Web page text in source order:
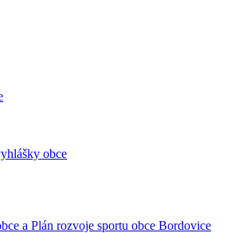
obce
a Plán rozvoje sportu obce Bordovice